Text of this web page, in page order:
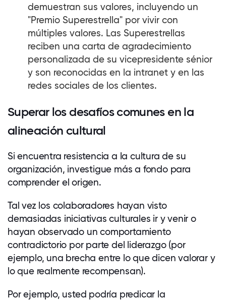
demuestran sus valores, incluyendo un
"Premio Superestrella" por vivir con
múltiples valores. Las Superestrellas
reciben una carta de agradecimiento
personalizada de su vicepresidente sénior
y son reconocidas en la intranet y en las
redes sociales de los clientes.
Superar los desafíos comunes en la
alineación cultural
Si encuentra resistencia a la cultura de su
organización, investigue más a fondo para
comprender el origen.
Tal vez los colaboradores hayan visto
demasiadas iniciativas culturales ir y venir o
hayan observado un comportamiento
contradictorio por parte del liderazgo (por
ejemplo, una brecha entre lo que dicen valorar y
lo que realmente recompensan).
Por ejemplo, usted podría predicar la